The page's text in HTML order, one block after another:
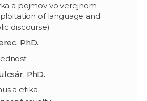
a pojmov vo verejnom
of language and
discourse)
PhD.
PhD.
a etika